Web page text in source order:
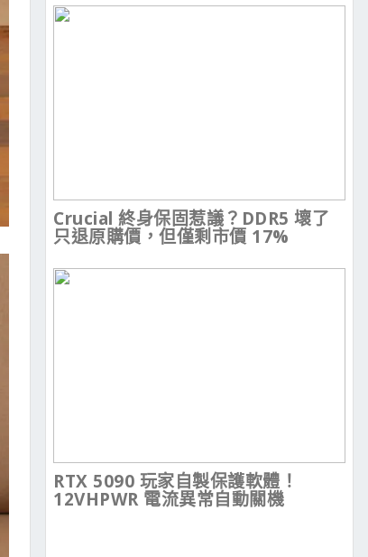
Crucial 終身保固惹議？DDR5 壞了
只退原購價，但僅剩市價 17%
RTX 5090 玩家自製保護軟體！
12VHPWR 電流異常自動關機